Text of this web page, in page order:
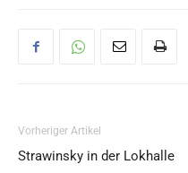
Vorheriger Artikel
Strawinsky in der Lokhalle